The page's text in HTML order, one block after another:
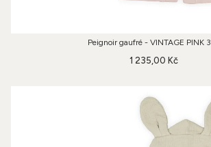
Peignoir gaufré - VINTAGE PINK
1 235,00 Kč